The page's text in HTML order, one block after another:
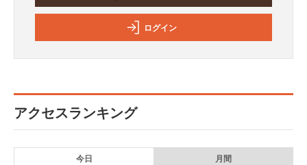
ログイン
アクセスランキング
今日 月間